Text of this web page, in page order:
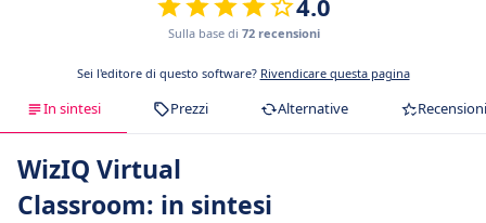
Sulla base di 72 recensioni
Sei l'editore di questo software? Rivendicare questa pagina
In sintesi Prezzi Alternative Recensioni
WizIQ Virtual
Classroom: in sintesi